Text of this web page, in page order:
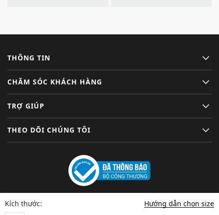
Kích thước: Hướng dẫn chọn size
THÔNG TIN
CHĂM SÓC KHÁCH HÀNG
TRỢ GIÚP
THEO DÕI CHÚNG TÔI